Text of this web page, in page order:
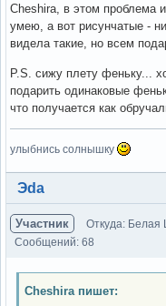
Cheshira, в этом проблема
умею, а вот рисунчатые -
видела такие, но всем
P.S. сижу плету феньку...
подарить одинаковые
что получается как
улыбнись солнышку
Вне форума
Эda
Участник Откуда: Белая
Сообщений: 68
Cheshira пишет: